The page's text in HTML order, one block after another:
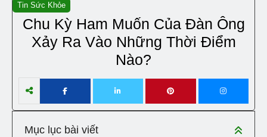
Tin Sức Khỏe
Chu Kỳ Ham Muốn Của Đàn Ông
Xảy Ra Vào Những Thời Điểm
Nào?
Mục lục bài viết